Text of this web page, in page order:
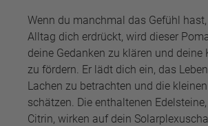
Wenn du manchmal das Gefühl
Alltag dich erdrückt, wird dieser
deine Gedanken zu klären und deine
zu fördern. Er lädt dich ein, das
Lachen zu betrachten und die
schätzen. Die enthaltenen
Citrin, wirken auf dein